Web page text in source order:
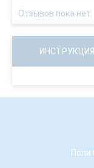
Отзывов пока нет
ИНСТРУКЦИЯ